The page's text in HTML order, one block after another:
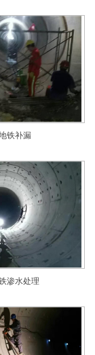
铁补漏
渗水处理